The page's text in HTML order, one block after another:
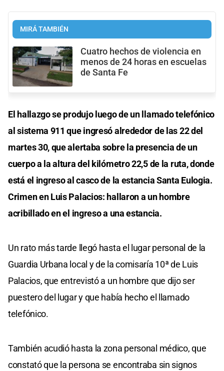
MIRÁ TAMBIÉN
Cuatro hechos de violencia en
menos de 24 horas en escuelas
de Santa Fe
El hallazgo se produjo luego de un llamado telefónico
al sistema 911 que ingresó alrededor de las 22 del
martes 30, que alertaba sobre la presencia de un
cuerpo a la altura del kilómetro 22,5 de la ruta, donde
está el ingreso al casco de la estancia Santa Eulogia.
Crimen en Luis Palacios: hallaron a un hombre
acribillado en el ingreso a una estancia.
Un rato más tarde llegó hasta el lugar personal de la
Guardia Urbana local y de la comisaría 10ª de Luis
Palacios, que entrevistó a un hombre que dijo ser
puestero del lugar y que había hecho el llamado
telefónico.
También acudió hasta la zona personal médico, que
constató que la persona se encontraba sin signos